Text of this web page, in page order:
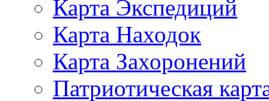
Карта Экспедиций
Карта Находок
Карта Захоронений
Патриотическая